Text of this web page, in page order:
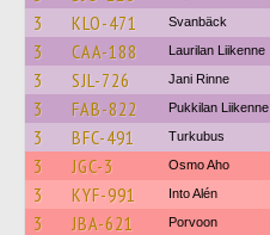
3 KLO-471 Svanbäck
3 CAA-188 Laurilan Liikenne
3 SJL-726 Jani Rinne
3 FAB-822 Pukkilan Liikenne
3 BFC-491 Turkubus
3 JGC-3 Osmo Aho
3 KYF-991 Into Alén
3 JBA-621 Porvoon